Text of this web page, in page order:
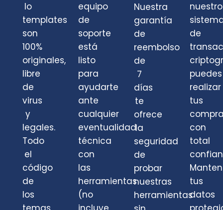
lo
templates
son
100%
originales,
libre
de
virus
y
legales.
Todo
el
código
de
los
equipo
de
soporte
está
listo
para
ayudarte
ante
cualquier
eventualidad
técnica
con
las
herramientas
(no
Nuestra
garantía
de
reembolso
de
7
días
te
ofrece
la
seguridad
de
probar
nuestras
herramientas
nuestro
de
puedes
realizar
tus
con
total
tus
datos